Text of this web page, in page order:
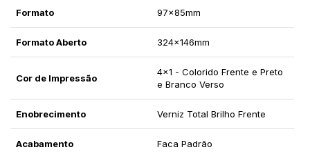
Formato 97x85mm
Formato Aberto 324x146mm
Cor de Impressão
4x1 - Colorido Frente e Preto
e Branco Verso
Enobrecimento Verniz Total Brilho Frente
Acabamento Faca Padrão